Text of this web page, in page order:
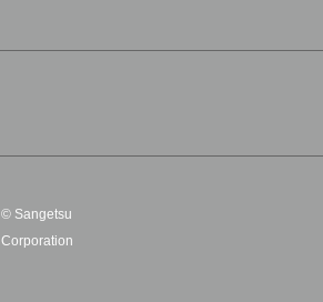
© Sangetsu
Corporation